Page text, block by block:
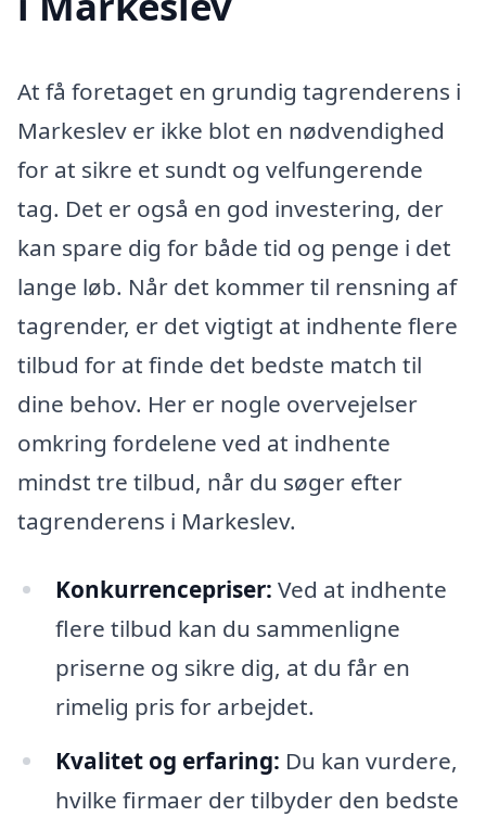
At få foretaget en grundig tagrenderens i
Markeslev er ikke blot en nødvendighed
for at sikre et sundt og velfungerende
tag. Det er også en god investering, der
kan spare dig for både tid og penge i det
lange løb. Når det kommer til rensning af
tagrender, er det vigtigt at indhente flere
tilbud for at finde det bedste match til
dine behov. Her er nogle overvejelser
omkring fordelene ved at indhente
mindst tre tilbud, når du søger efter
tagrenderens i Markeslev.
Konkurrencepriser: Ved at indhente
flere tilbud kan du sammenligne
priserne og sikre dig, at du får en
rimelig pris for arbejdet.
Kvalitet og erfaring: Du kan vurdere,
hvilke firmaer der tilbyder den bedste